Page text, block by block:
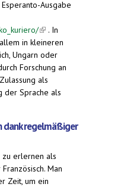
external)
Ausgabe
(link is
external)
. In
in kleineren
Ungarn oder
Forschung an
als
der Sprache als
dank regelmäßiger
erlernen als
Man
Zeit, um ein